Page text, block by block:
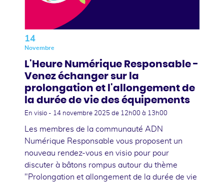
14
Novembre
L'Heure Numérique Responsable -
Venez échanger sur la
prolongation et l'allongement de
la durée de vie des équipements
En visio - 14 novembre 2025 de 12h00 à 13h00
Les membres de la communauté ADN
Numérique Responsable vous proposent un
nouveau rendez-vous en visio pour pour
discuter à bâtons rompus autour du thème
"Prolongation et allongement de la durée de vie